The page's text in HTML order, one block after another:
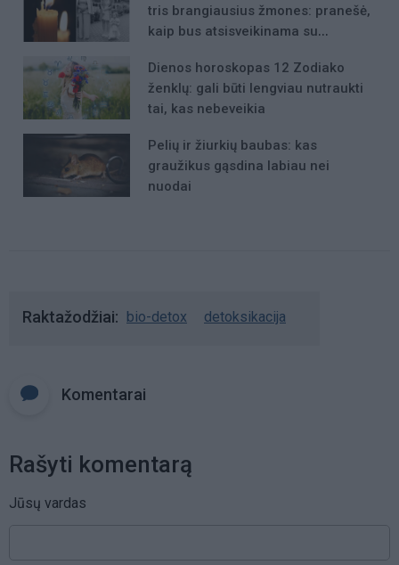
tris brangiausius žmones: pranešė,
kaip bus atsisveikinama su
Dienos horoskopas 12 Zodiako
ženklų: gali būti lengviau nutraukti
tai, kas nebeveikia
Pelių ir žiurkių baubas: kas
graužikus gąsdina labiau nei
nuodai
Raktažodžiai bio-detox detoksikacija
Komentarai
Rašyti komentarą
Jūsų vardas